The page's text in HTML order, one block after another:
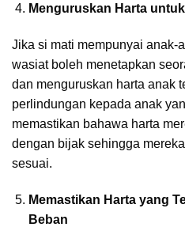
Menguruskan Harta
Jika si mati mempunyai anak-
wasiat boleh menetapkan
dan menguruskan harta anak
perlindungan kepada anak
memastikan bahawa harta
dengan bijak sehingga
sesuai.
Memastikan Harta yang
Beban